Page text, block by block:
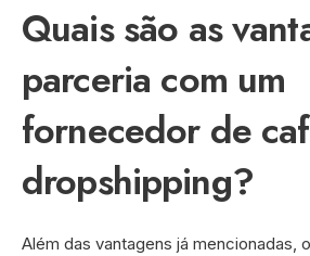
Quais são as
parceria com um
fornecedor de
dropshipping?
Além das vantagens já mencionadas, o